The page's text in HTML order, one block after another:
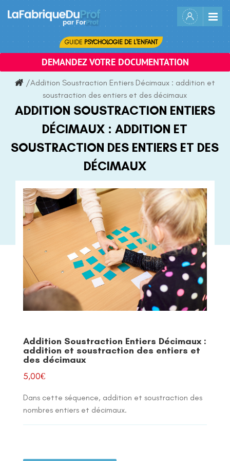
content
GUIDE PSYCHOLOGIE DE L'ENFANT
DEMANDEZ VOTRE DOCUMENTATION
/Addition Soustraction Entiers Décimaux : addition et
soustraction des entiers et des décimaux
ADDITION SOUSTRACTION ENTIERS
DÉCIMAUX : ADDITION ET
SOUSTRACTION DES ENTIERS ET DES
DÉCIMAUX
Addition Soustraction Entiers Décimaux :
addition et soustraction des entiers et
des décimaux
5,00€
Dans cette séquence, addition et soustraction des
nombres entiers et décimaux.